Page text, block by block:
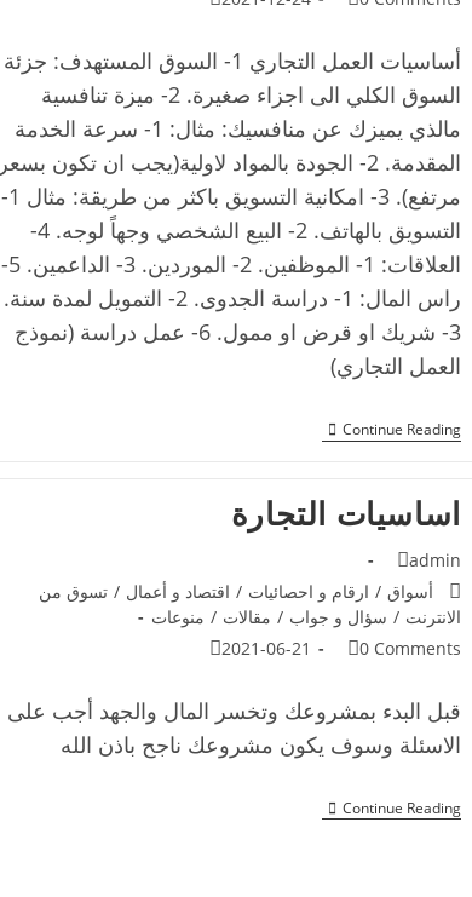
أساسيات العمل التجاري 1- السوق المستهدف: جزئة
السوق الكلي الى اجزاء صغيرة. 2- ميزة تنافسية
مالذي يميزك عن منافسيك: مثال: 1- سرعة الخدمة
المقدمة. 2- الجودة بالمواد لاولية(يجب ان تكون بسعر
مرتفع). 3- امكانية التسويق باكثر من طريقة: مثال 1-
التسويق بالهاتف. 2- البيع الشخصي وجهاً لوجه. 4-
العلاقات: 1- الموظفين. 2- الموردين. 3- الداعمين. 5-
راس المال: 1- دراسة الجدوى. 2- التمويل لمدة سنة.
3- شريك او قرض او ممول. 6- عمل دراسة (نموذج
العمل التجاري)
Continue Reading
اساسيات التجارة
admin
أسواق / ارقام و احصائيات / اقتصاد و أعمال / تسوق من
الانترنت / سؤال و جواب / مقالات / منوعات
0 Comments
2021-06-21
قبل البدء بمشروعك وتخسر المال والجهد أجب على
الاسئلة وسوف يكون مشروعك ناجح باذن الله
Continue Reading